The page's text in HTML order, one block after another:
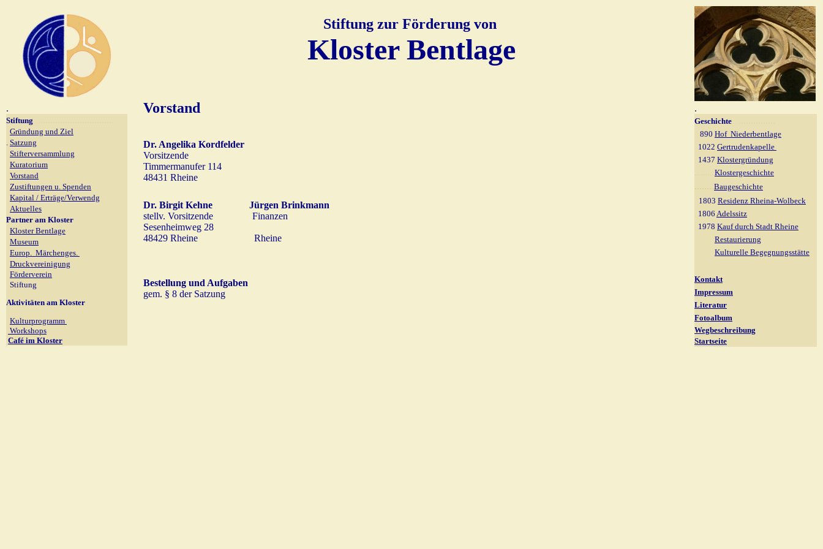
.
Stiftung
Gründung und Ziel
. Satzung
Stifterversammlung
Kuratorium
Vorstand
Zustiftungen u. Spenden
Kapital / Erträge/Verwendg
Aktuelles
Partner am Kloster
Kloster Bentlage
Museum
Europ. Märchenges.
Druckvereinigung
Förderverein
Stiftung
Aktivitäten am Kloster
Kulturprogramm
Workshops
Café im Kloster
Stiftung zur Förderung von
Kloster Bentlage
Vorstand
Dr. Angelika Kordfelder
Vorsitzende
Timmermanufer 114
48431 Rheine
Dr. Birgit Kehne Jürgen Brinkmann
stellv. Vorsitzende Finanzen
Sesenheimweg 28
48429 Rheine Rheine
Bestellung und Aufgaben
gem. § 8 der Satzung
.
Geschichte
890 Hof Niederbentlage
1022 Gertrudenkapelle
1437 Klostergründung
...........Klostergeschichte
........Baugeschichte
1803 Residenz Rheina-Wolbeck
1806 Adelssitz
1978 Kauf durch Stadt Rheine
Restaurierung
Kulturelle Begegnungsstätte
Kontakt
Impressum
Literatur
Fotoalbum
Wegbeschreibung
Startseite